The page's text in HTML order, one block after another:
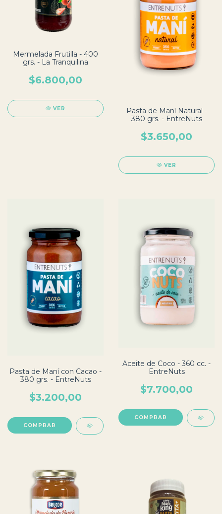
Mermelada Frutilla - 400
grs. - La Tranquilina
$6.800,00
VER
Pasta de Maní Natural -
380 grs. - EntreNuts
$3.650,00
VER
Pasta de Maní con Cacao -
380 grs. - EntreNuts
$3.200,00
Aceite de Coco - 360 cc. -
EntreNuts
$7.700,00